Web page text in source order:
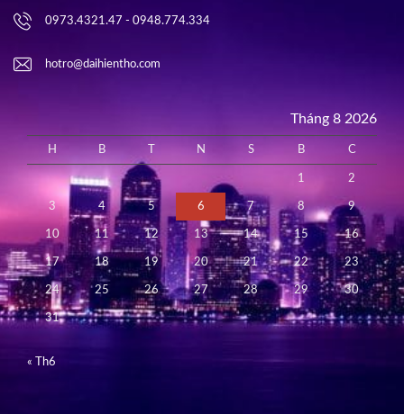
0973.4321.47 - 0948.774.334
hotro@daihientho.com
Tháng 8 2026
H B N S B C
1 2
3 4 5 6 7 8 9
10 11 12 13 14 15 16
17 18 19 20 21 22 23
24 25 26 27 28 29 30
31
« Th6